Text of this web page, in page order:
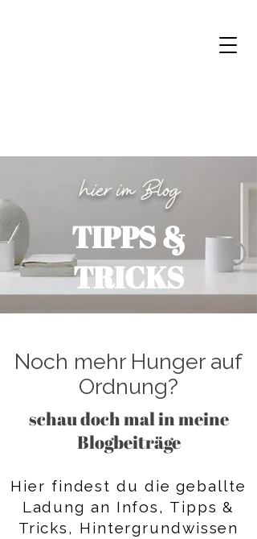
hier im Blog
TIPPS &
TRICKS
Noch mehr Hunger auf
Ordnung?
schau doch mal in meine
Blogbeiträge
Hier findest du die geballte
Ladung an Infos, Tipps &
Tricks, Hintergrundwissen